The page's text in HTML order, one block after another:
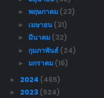
► พฤษภาคม (23)
► เมษายน (31)
► มีนาคม (32)
► กุมภาพันธ์ (24)
► มกราคม (16)
► 2024 (465)
► 2023 (524)